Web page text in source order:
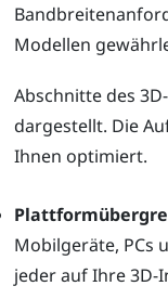
Modellen
Abschnitte des
dargestellt. Die
Ihnen optimiert.
Mobilgeräte, PCs
jeder auf Ihre 3D-